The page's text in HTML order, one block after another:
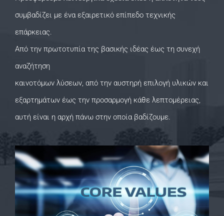
συμβαδίζει με ένα εξαιρετικό επίπεδο τεχνικής
επάρκειας.
Από την πρωτοτυπία της βασικής ιδέας έως τη συνεχή
αναζήτηση
καινοτόμων λύσεων, από την αυστηρή επιλογή υλικών και
εξαρτημάτων έως την προσαρμογή κάθε λεπτομέρειας,
αυτή είναι η αρχή πάνω στην οποία βαδίζουμε.